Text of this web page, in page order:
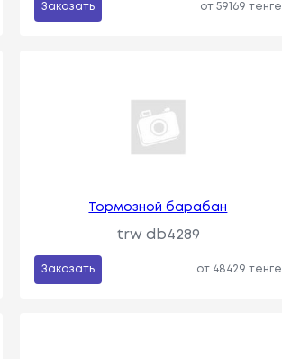
Заказать от 59169 тенге
Тормозной барабан
trw db4289
Заказать от 48429 тенге